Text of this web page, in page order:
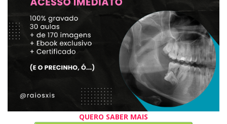
QUERO SABER MAIS